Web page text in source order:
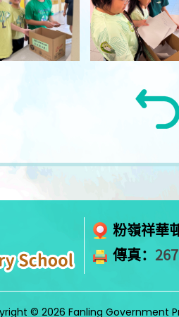
粉嶺祥華
傳真：
© 2026 Fanling Government